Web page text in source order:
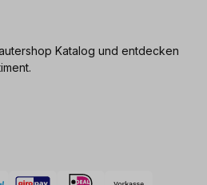
Katalog und entdecken